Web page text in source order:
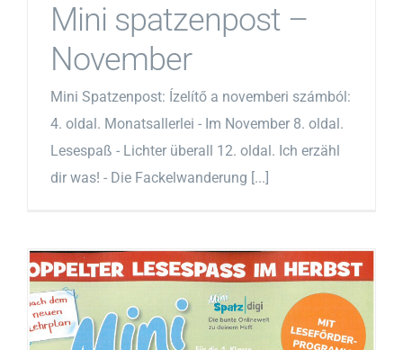
Mini spatzenpost –
November
Mini Spatzenpost: Ízelítő a novemberi számból:
4. oldal. Monatsallerlei - Im November 8. oldal.
Lesespaß - Lichter überall 12. oldal. Ich erzähl
dir was! - Die Fackelwanderung [...]